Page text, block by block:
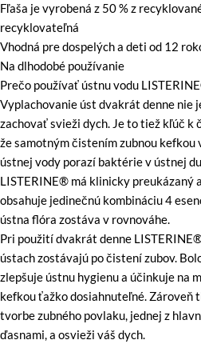
Fľaša je vyrobená z 50 % z
recyklovateľná
Vhodná pre dospelých a deti od 12
Na dlhodobé používanie
Prečo používať ústnu vodu
Vyplachovanie úst dvakrát denne nie
zachovať svieži dych. Je to tiež kľúč k
že samotným čistením zubnou kefkou
ústnej vody porazí baktérie v ústnej
LISTERINE® má klinicky
obsahuje jedinečnú kombináciu 4
ústna flóra zostáva v rovnováhe.
Pri použití dvakrát denne
ústach zostávajú po čistení zubov.
zlepšuje ústnu hygienu a účinkuje na
kefkou ťažko dosiahnuteľné. Zároveň
tvorbe zubného povlaku, jednej z
ďasnami, a osvieži váš dych.